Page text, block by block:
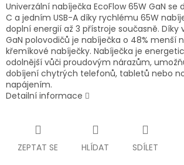
Univerzální nabíječka EcoFlow 65W GaN se
C a jedním USB-A díky rychlému 65W
doplní energií až 3 přístroje současně. Díky
GaN polovodičů je nabíječka o 48% menší
křemíkové nabíječky. Nabíječka je
odolnější vůči proudovým nárazům,
dobíjení chytrých telefonů, tabletů nebo
napájením.
Detailní informace
ZEPTAT SE HLÍDAT SDÍLET